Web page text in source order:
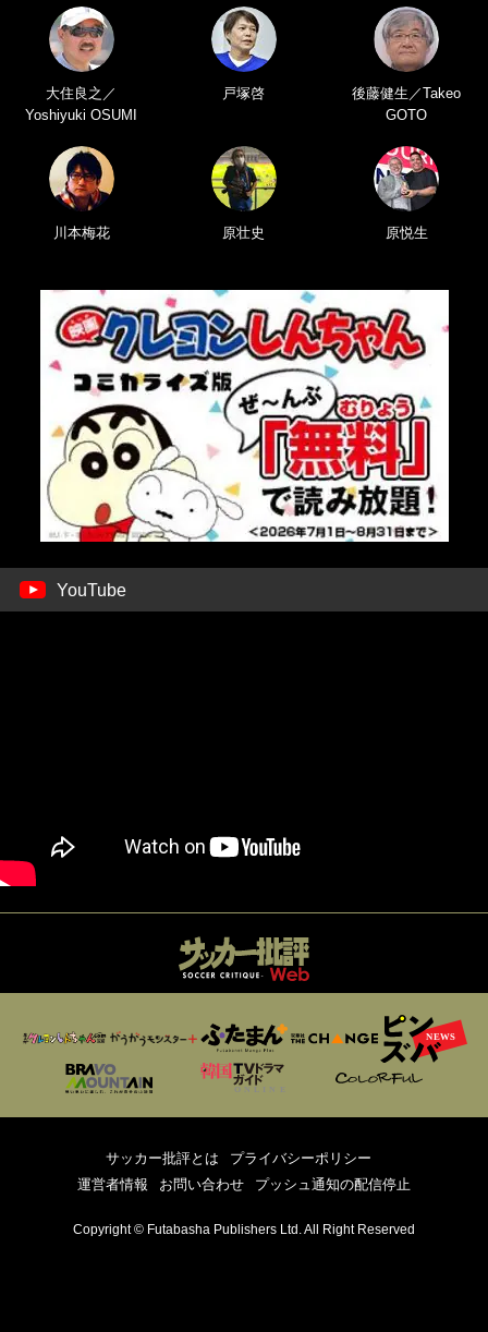
大住良之／
Yoshiyuki OSUMI
戸塚啓
後藤健生／Takeo
GOTO
川本梅花 原壮史 原悦生
YouTube
サッカー批評とは
プライバシーポリシー
運営者情報
お問い合わせ プッシュ通知の配信停止
Copyright © Futabasha Publishers Ltd. All Right Reserved